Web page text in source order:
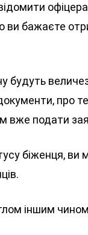
ви бажаєте
будуть
про
вже подати
біженця, ви
іншим